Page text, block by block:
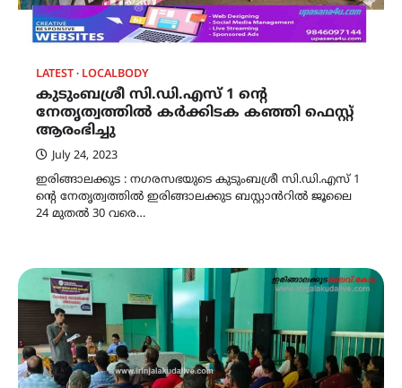
LATEST LOCALBODY
കുടുംബശ്രീ സി.ഡി.എസ് 1 ന്‍റെ
നേതൃത്വത്തിൽ കർക്കിടക കഞ്ഞി ഫെസ്റ്റ്
ആരംഭിച്ചു
July 24, 2023
ഇരിങ്ങാലക്കുട : നഗരസഭയുടെ കുടുംബശ്രീ സി.ഡി.എസ് 1
ന്‍റെ നേതൃത്വത്തിൽ ഇരിങ്ങാലക്കുട ബസ്റ്റാൻറിൽ ജൂലൈ
24 മുതൽ 30 വരെ…